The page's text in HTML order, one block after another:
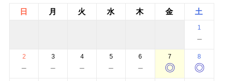
日 月 火 水 木 金 土
1
－
2
－
3
－
4
－
5
－
6
－
7
◎
8
◎